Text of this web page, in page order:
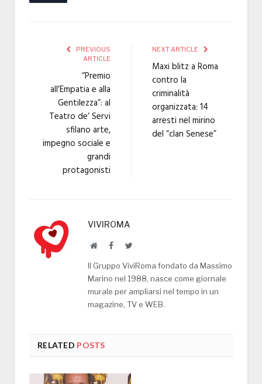
PREVIOUS
ARTICLE
“Premio
all’Empatia e alla
Gentilezza”: al
Teatro de’ Servi
sfilano arte,
impegno sociale e
grandi
protagonisti
NEXT ARTICLE
Maxi blitz a Roma
contro la
criminalità
organizzata: 14
arresti nel mirino
del “clan Senese”
VIVIROMA
WebsiteFacebookTwitter
Il Gruppo ViviRoma fondato da Massimo
Marino nel 1988, nasce come giornale
murale per ampliarsi nel tempo in un
magazine, TV e WEB.
RELATED POSTS